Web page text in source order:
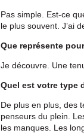
Pas simple. Est-ce
le plus souvent. J’ai
Que représente
Je découvre. Une
Quel est votre type
De plus en plus, des
penseurs du plein.
les manques. Les